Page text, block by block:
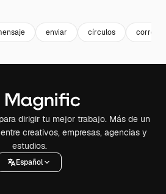
enviar círculos correo
dirigir tu mejor trabajo. Más de un
creativos, empresas, agencias y
estudios.
Español